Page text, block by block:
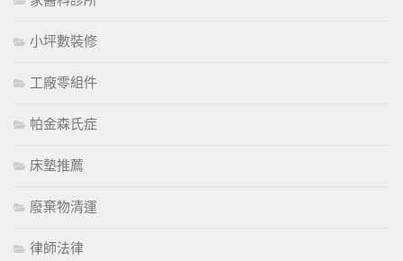
小坪數裝修
工廠零組件
帕金森氏症
床墊推薦
廢棄物清運
律師法律